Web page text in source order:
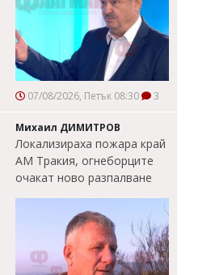
07/08/2026, Петък 08:30 3
Михаил ДИМИТРОВ
Локализираха пожара край
АМ Тракия, огнеборците
очакат ново разпалване